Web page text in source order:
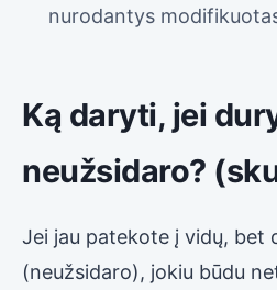
nurodantys
Ką daryti, jei
neužsidaro?
Jei jau patekote į vidų, bet
(neužsidaro), jokiu būdu